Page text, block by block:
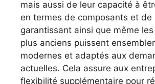
mais aussi de leur capacité à
en termes de composants et de
garantissant ainsi que même
plus anciens puissent
modernes et adaptés aux
actuelles. Cela assure aux
flexibilité supplémentaire pour